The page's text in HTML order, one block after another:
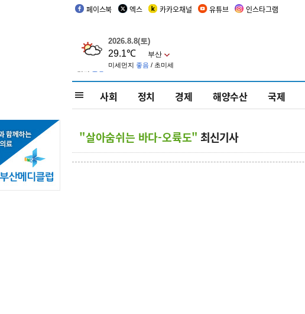
페이스북 엑스 카카오채널 유튜브 인스타그램
사회 정치 경제 해양수산 국제
"살아숨쉬는 바다-오륙도" 최신기사